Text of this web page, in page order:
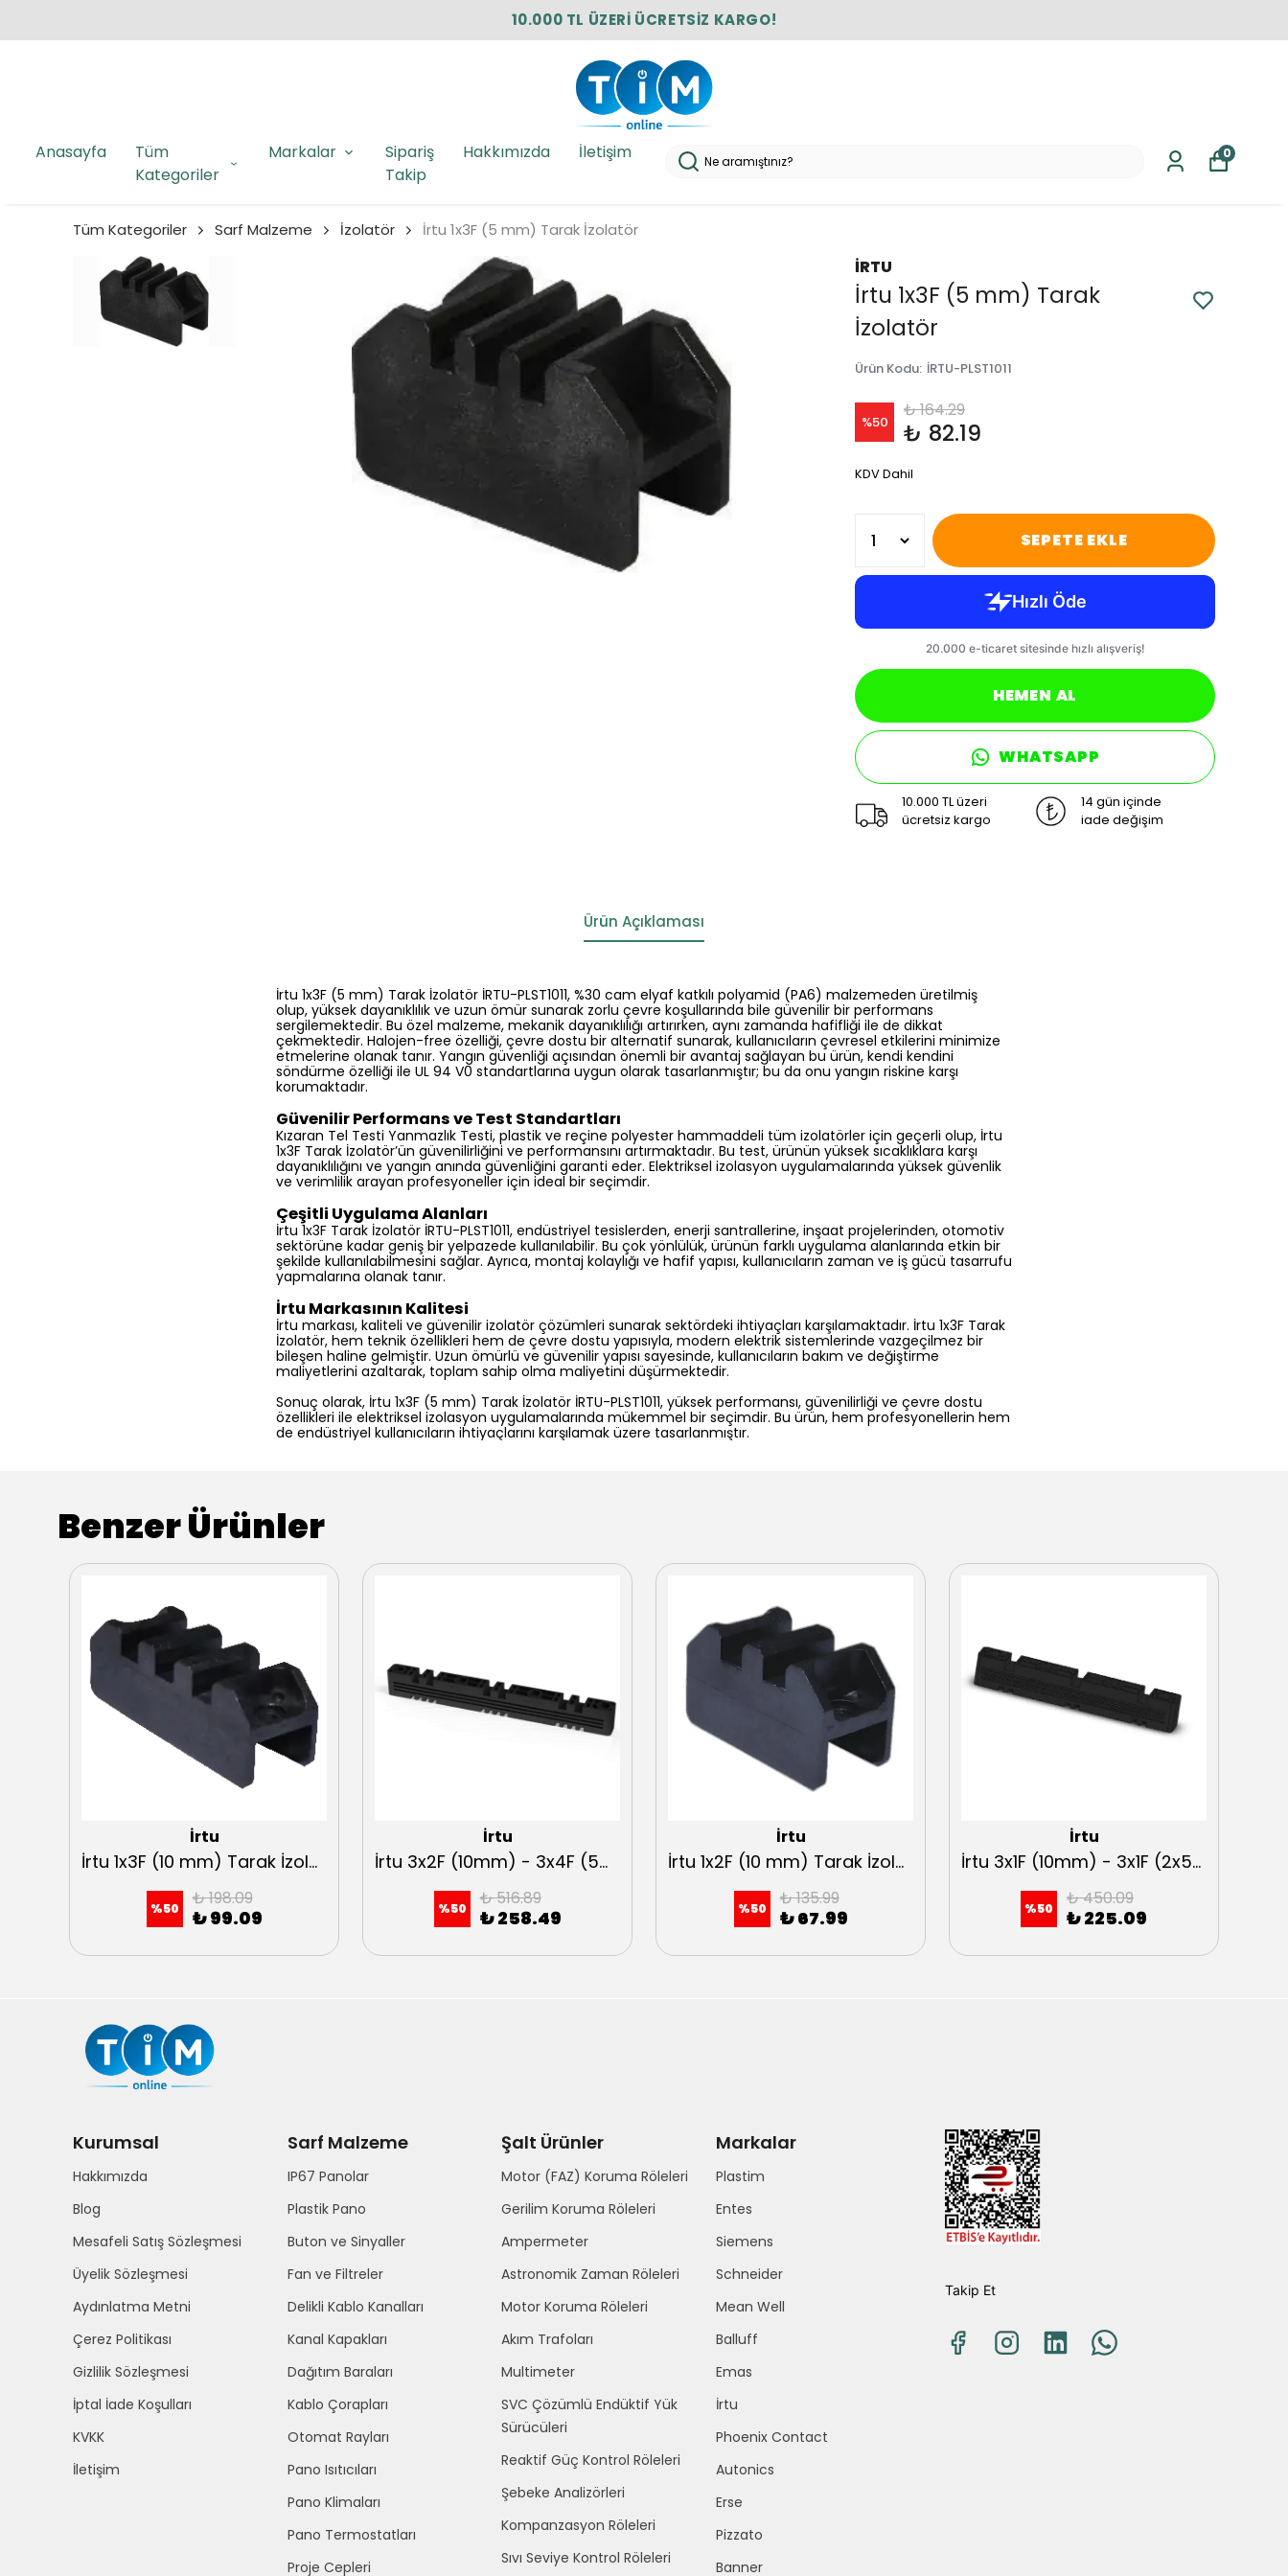
10.000 TL ÜZERİ ÜCRETSİZ KARGO!
Anasayfa
Tüm
Kategoriler
Markalar
Sipariş
Takip
Hakkımızda İletişim 0
Tüm Kategoriler Sarf Malzeme İzolatör İrtu 1x3F (5 mm) Tarak İzolatör
İRTU
İrtu 1x3F (5 mm) Tarak
İzolatör
Ürün Kodu: İRTU-PLST1011
%50
₺ 164.29
₺ 82.19
KDV Dahil
SEPETE EKLE
HEMEN AL
WHATSAPP
10.000 TL üzeri
ücretsiz kargo
14 gün içinde
iade değişim
Ürün Açıklaması
İrtu 1x3F (5 mm) Tarak İzolatör İRTU-PLST1011, %30 cam elyaf katkılı polyamid (PA6) malzemeden üretilmiş
olup, yüksek dayanıklılık ve uzun ömür sunarak zorlu çevre koşullarında bile güvenilir bir performans
sergilemektedir. Bu özel malzeme, mekanik dayanıklılığı artırırken, aynı zamanda hafifliği ile de dikkat
çekmektedir. Halojen-free özelliği, çevre dostu bir alternatif sunarak, kullanıcıların çevresel etkilerini minimize
etmelerine olanak tanır. Yangın güvenliği açısından önemli bir avantaj sağlayan bu ürün, kendi kendini
söndürme özelliği ile UL 94 V0 standartlarına uygun olarak tasarlanmıştır; bu da onu yangın riskine karşı
korumaktadır.
Güvenilir Performans ve Test Standartları
Kızaran Tel Testi Yanmazlık Testi, plastik ve reçine polyester hammaddeli tüm izolatörler için geçerli olup, İrtu
1x3F Tarak İzolatör’ün güvenilirliğini ve performansını artırmaktadır. Bu test, ürünün yüksek sıcaklıklara karşı
dayanıklılığını ve yangın anında güvenliğini garanti eder. Elektriksel izolasyon uygulamalarında yüksek güvenlik
ve verimlilik arayan profesyoneller için ideal bir seçimdir.
Çeşitli Uygulama Alanları
İrtu 1x3F Tarak İzolatör İRTU-PLST1011, endüstriyel tesislerden, enerji santrallerine, inşaat projelerinden, otomotiv
sektörüne kadar geniş bir yelpazede kullanılabilir. Bu çok yönlülük, ürünün farklı uygulama alanlarında etkin bir
şekilde kullanılabilmesini sağlar. Ayrıca, montaj kolaylığı ve hafif yapısı, kullanıcıların zaman ve iş gücü tasarrufu
yapmalarına olanak tanır.
İrtu Markasının Kalitesi
İrtu markası, kaliteli ve güvenilir izolatör çözümleri sunarak sektördeki ihtiyaçları karşılamaktadır. İrtu 1x3F Tarak
İzolatör, hem teknik özellikleri hem de çevre dostu yapısıyla, modern elektrik sistemlerinde vazgeçilmez bir
bileşen haline gelmiştir. Uzun ömürlü ve güvenilir yapısı sayesinde, kullanıcıların bakım ve değiştirme
maliyetlerini azaltarak, toplam sahip olma maliyetini düşürmektedir.
Sonuç olarak, İrtu 1x3F (5 mm) Tarak İzolatör İRTU-PLST1011, yüksek performansı, güvenilirliği ve çevre dostu
özellikleri ile elektriksel izolasyon uygulamalarında mükemmel bir seçimdir. Bu ürün, hem profesyonellerin hem
de endüstriyel kullanıcıların ihtiyaçlarını karşılamak üzere tasarlanmıştır.
Benzer Ürünler
İrtu
İrtu 1x3F (10 mm) Tarak İzolatör H:9,50mm
%50 ₺ 198.09
₺ 99.09
İrtu
İrtu 3x2F (10mm) - 3x4F (5mm) Tarak İzolatör
%50 ₺ 516.89
₺ 258.49
İrtu
İrtu 1x2F (10 mm) Tarak İzolatör H:9,50
%50 ₺ 135.99
₺ 67.99
İrtu
İrtu 3x1F (10mm) - 3x1F (2x5mm) Tarak İzolatör (4 TİJ)
%50 ₺ 450.09
₺ 225.09
Kurumsal
Hakkımızda
Blog
Mesafeli Satış Sözleşmesi
Üyelik Sözleşmesi
Aydınlatma Metni
Çerez Politikası
Gizlilik Sözleşmesi
İptal İade Koşulları
KVKK
İletişim
Sarf Malzeme
IP67 Panolar
Plastik Pano
Buton ve Sinyaller
Fan ve Filtreler
Delikli Kablo Kanalları
Kanal Kapakları
Dağıtım Baraları
Kablo Çorapları
Otomat Rayları
Pano Isıtıcıları
Pano Klimaları
Pano Termostatları
Proje Cepleri
Şalt Ürünler
Motor (FAZ) Koruma Röleleri
Gerilim Koruma Röleleri
Ampermeter
Astronomik Zaman Röleleri
Motor Koruma Röleleri
Akım Trafoları
Multimeter
SVC Çözümlü Endüktif Yük
Sürücüleri
Reaktif Güç Kontrol Röleleri
Şebeke Analizörleri
Kompanzasyon Röleleri
Sıvı Seviye Kontrol Röleleri
Markalar
Plastim
Entes
Siemens
Schneider
Mean Well
Balluff
Emas
İrtu
Phoenix Contact
Autonics
Erse
Pizzato
Banner
Takip Et